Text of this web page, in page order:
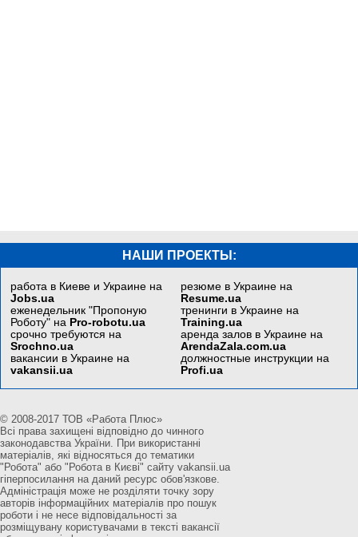
НАШИ ПРОЕКТЫ:
работа в Киеве и Украине на
Jobs.ua
еженедельник "Пропоную
Роботу" на Pro-robotu.ua
срочно требуются на
Srochno.ua
вакансии в Украине на
vakansii.ua
резюме в Украине на
Resume.ua
тренинги в Украине на
Training.ua
аренда залов в Украине на
ArendaZala.com.ua
должностные инструкции на
Profi.ua
© 2008-2017 ТОВ «Работа Плюс»
Всі права захищені відповідно до чинного
законодавства України. При використанні
матеріалів, які відносяться до тематики
"Робота" або "Робота в Києві" сайту vakansii.ua
гіперпосилання на даний ресурс обов'язкове.
Адміністрація може не розділяти точку зору
авторів інформаційних матеріалів про пошук
роботи і не несе відповідальності за
розміщувану користувачами в тексті вакансії